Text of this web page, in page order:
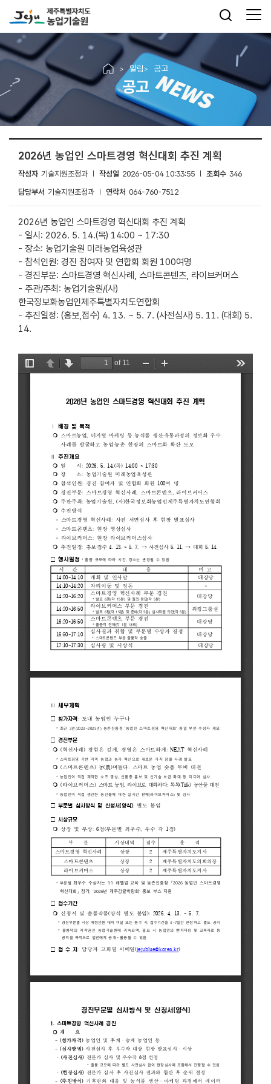
알림 공고
공고
2026년 농업인 스마트경영 혁신대회 추진 계획
작성자 기술지원조정과 작성일 2026-05-04 10:33:55 조회수 346
담당부서 기술지원조정과 연락처 064-760-7512
2026년 농업인 스마트경영 혁신대회 추진 계획
- 일시: 2026. 5. 14.(목) 14:00 ~ 17:30
- 장소: 농업기술원 미래농업육성관
- 참석인원: 경진 참여자 및 연합회 회원 100여명
- 경진부문: 스마트경영 혁신사례, 스마트콘텐츠, 라이브커머스
- 주관/주최: 농업기술원/(사)
한국정보화농업인제주특별자치도연합회
- 추진일정: (홍보,접수) 4. 13. ~ 5. 7. (사전심사) 5. 11. (대회) 5.
14.